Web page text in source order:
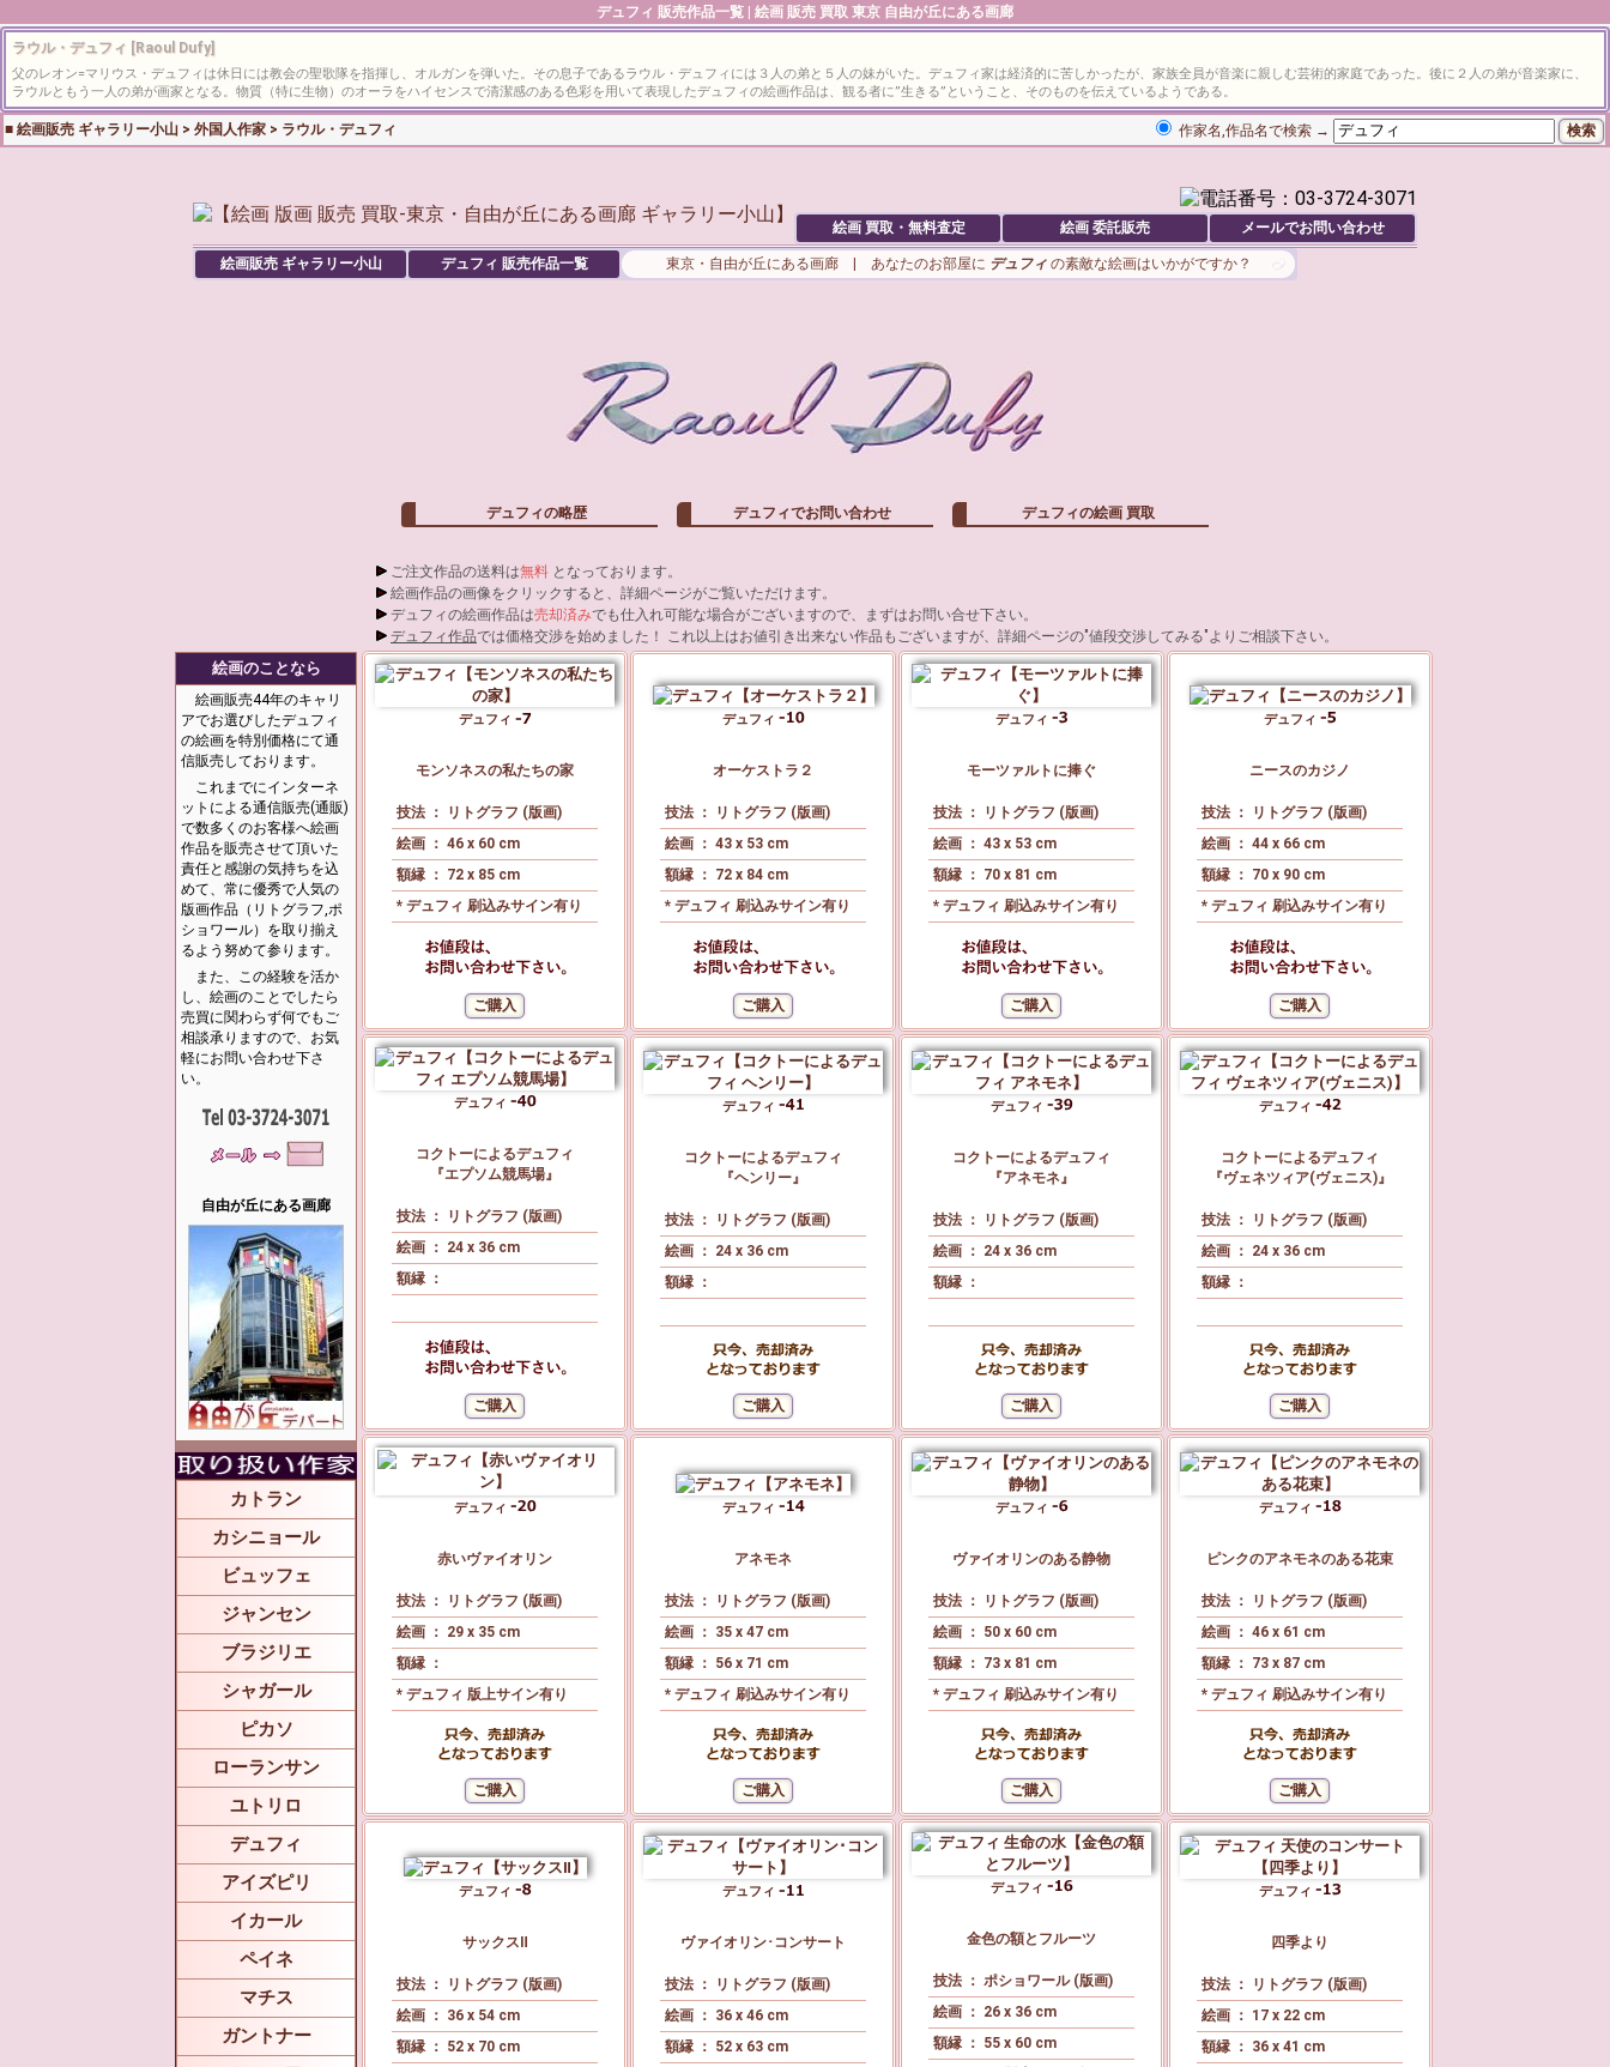
デュフィ 販売作品一覧 | 絵画 販売 買取 東京 自由が丘にある画廊
ラウル・デュフィ [Raoul Dufy]
父のレオン=マリウス・デュフィは休日には教会の聖歌隊を指揮し、オルガンを弾いた。その息子であるラウル・デュフィには３人の弟と５人の妹がいた。デュフィ家は経済的に苦しかったが、家族全員が音楽に親しむ芸術的家庭であった。後に２人の弟が音楽家に、
ラウルともう一人の弟が画家となる。物質（特に生物）のオーラをハイセンスで清潔感のある色彩を用いて表現したデュフィの絵画作品は、観る者に”生きる”ということ、そのものを伝えているようである。
■ 絵画販売 ギャラリー小山 > 外国人作家 > ラウル・デュフィ 作家名,作品名で検索 →
絵画 買取・無料査定 絵画 委託販売 メールでお問い合わせ
絵画販売 ギャラリー小山 デュフィ 販売作品一覧 東京・自由が丘にある画廊 | あなたのお部屋に デュフィの素敵な絵画はいかがですか？
デュフィの略歴 デュフィでお問い合わせ デュフィの絵画 買取
ご注文作品の送料は無料 となっております。
絵画作品の画像をクリックすると、詳細ページがご覧いただけます。
デュフィの絵画作品は売却済みでも仕入れ可能な場合がございますので、まずはお問い合せ下さい。
デュフィ作品では価格交渉を始めました！ これ以上はお値引き出来ない作品もございますが、詳細ページの"値段交渉してみる"よりご相談下さい。
絵画のことなら
絵画販売44年のキャリ
アでお選びしたデュフィ
の絵画を特別価格にて通
信販売しております。
これまでにインターネ
ットによる通信販売(通販)
で数多くのお客様へ絵画
作品を販売させて頂いた
責任と感謝の気持ちを込
めて、常に優秀で人気の
版画作品（リトグラフ,ポ
ショワール）を取り揃え
るよう努めて参ります。
また、この経験を活か
し、絵画のことでしたら
売買に関わらず何でもご
相談承りますので、お気
軽にお問い合わせ下さ
い。
自由が丘にある画廊
カトラン
カシニョール
ビュッフェ
ジャンセン
ブラジリエ
シャガール
ピカソ
ローランサン
ユトリロ
デュフィ
アイズピリ
イカール
ペイネ
マチス
ガントナー
デュフィ
モンソネスの私たちの家
技法 ： リトグラフ (版画)
絵画 ： 46 x 60 cm
額縁 ： 72 x 85 cm
* デュフィ 刷込みサイン有り
デュフィ
オーケストラ２
技法 ： リトグラフ (版画)
絵画 ： 43 x 53 cm
額縁 ： 72 x 84 cm
* デュフィ 刷込みサイン有り
デュフィ
モーツァルトに捧ぐ
技法 ： リトグラフ (版画)
絵画 ： 43 x 53 cm
額縁 ： 70 x 81 cm
* デュフィ 刷込みサイン有り
デュフィ
ニースのカジノ
技法 ： リトグラフ (版画)
絵画 ： 44 x 66 cm
額縁 ： 70 x 90 cm
* デュフィ 刷込みサイン有り
デュフィ
コクトーによるデュフィ
『エプソム競馬場』
技法 ： リトグラフ (版画)
絵画 ： 24 x 36 cm
額縁 ：
デュフィ
コクトーによるデュフィ
『ヘンリー』
技法 ： リトグラフ (版画)
絵画 ： 24 x 36 cm
額縁 ：
デュフィ
コクトーによるデュフィ
『アネモネ』
技法 ： リトグラフ (版画)
絵画 ： 24 x 36 cm
額縁 ：
デュフィ
コクトーによるデュフィ
『ヴェネツィア(ヴェニス)』
技法 ： リトグラフ (版画)
絵画 ： 24 x 36 cm
額縁 ：
デュフィ
赤いヴァイオリン
技法 ： リトグラフ (版画)
絵画 ： 29 x 35 cm
額縁 ：
* デュフィ 版上サイン有り
デュフィ
アネモネ
技法 ： リトグラフ (版画)
絵画 ： 35 x 47 cm
額縁 ： 56 x 71 cm
* デュフィ 刷込みサイン有り
デュフィ
ヴァイオリンのある静物
技法 ： リトグラフ (版画)
絵画 ： 50 x 60 cm
額縁 ： 73 x 81 cm
* デュフィ 刷込みサイン有り
デュフィ
ピンクのアネモネのある花束
技法 ： リトグラフ (版画)
絵画 ： 46 x 61 cm
額縁 ： 73 x 87 cm
* デュフィ 刷込みサイン有り
デュフィ
サックスⅡ
技法 ： リトグラフ (版画)
絵画 ： 36 x 54 cm
額縁 ： 52 x 70 cm
デュフィ
ヴァイオリン･コンサート
技法 ： リトグラフ (版画)
絵画 ： 36 x 46 cm
額縁 ： 52 x 63 cm
デュフィ
金色の額とフルーツ
技法 ： ポショワール (版画)
絵画 ： 26 x 36 cm
額縁 ： 55 x 60 cm
デュフィ
四季より
技法 ： リトグラフ (版画)
絵画 ： 17 x 22 cm
額縁 ： 36 x 41 cm